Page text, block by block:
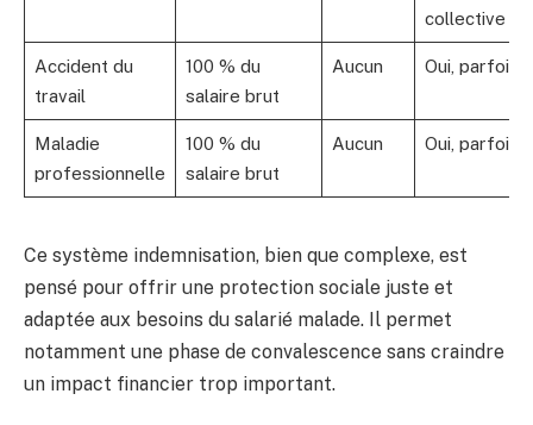
collective
Accident du
travail
100 % du
salaire brut
Aucun Oui, parfois
Maladie
professionnelle
100 % du
salaire brut
Aucun Oui, parfois
Ce système indemnisation, bien que complexe, est
pensé pour offrir une protection sociale juste et
adaptée aux besoins du salarié malade. Il permet
notamment une phase de convalescence sans craindre
un impact financier trop important.